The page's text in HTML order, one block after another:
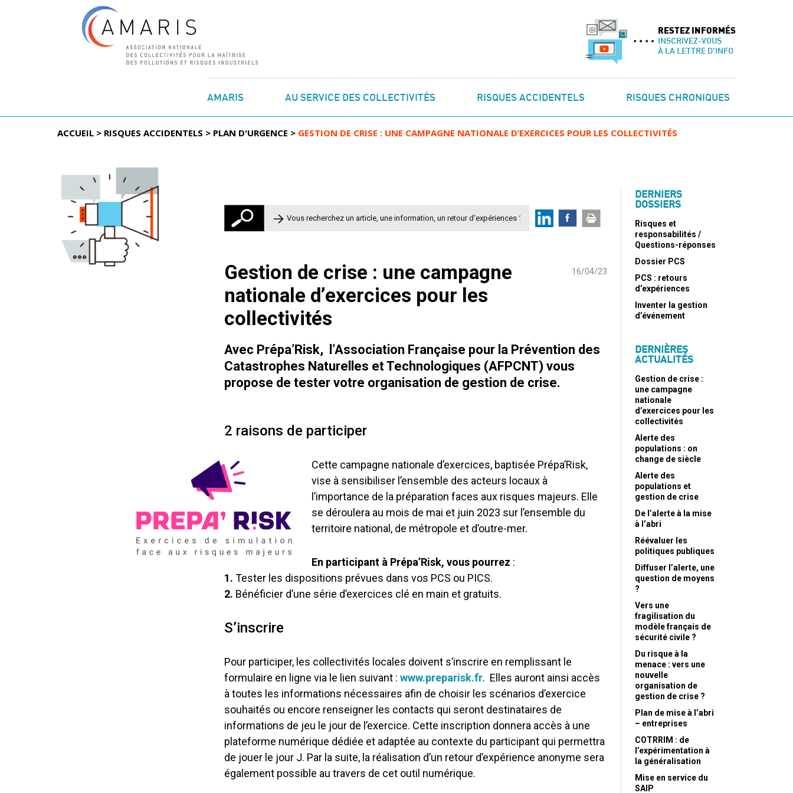
RESTEZ INFORMÉS
INSCRIVEZ-VOUS
À LA LETTRE D'INFO
AMARIS AU SERVICE DES COLLECTIVITÉS RISQUES ACCIDENTELS RISQUES CHRONIQUES
ACCUEIL > RISQUES ACCIDENTELS > PLAN D'URGENCE > GESTION DE CRISE : UNE CAMPAGNE NATIONALE D’EXERCICES POUR LES COLLECTIVITÉS
Rechercher :
Gestion de crise : une campagne
nationale d’exercices pour les
collectivités
16/04/23
Avec Prépa’Risk, l’Association Française pour la Prévention des
Catastrophes Naturelles et Technologiques (AFPCNT) vous
propose de tester votre organisation de gestion de crise.
2 raisons de participer
Cette campagne nationale d’exercices, baptisée Prépa’Risk,
vise à sensibiliser l’ensemble des acteurs locaux à
l’importance de la préparation faces aux risques majeurs. Elle
se déroulera au mois de mai et juin 2023 sur l’ensemble du
territoire national, de métropole et d’outre-mer.
En participant à Prépa’Risk, vous pourrez :
1. Tester les dispositions prévues dans vos PCS ou PICS.
2. Bénéficier d’une série d’exercices clé en main et gratuits.
S’inscrire
Pour participer, les collectivités locales doivent s’inscrire en remplissant le
formulaire en ligne via le lien suivant : www.preparisk.fr. Elles auront ainsi accès
à toutes les informations nécessaires afin de choisir les scénarios d’exercice
souhaités ou encore renseigner les contacts qui seront destinataires de
informations de jeu le jour de l’exercice. Cette inscription donnera accès à une
plateforme numérique dédiée et adaptée au contexte du participant qui permettra
de jouer le jour J. Par la suite, la réalisation d’un retour d’expérience anonyme sera
également possible au travers de cet outil numérique.
DERNIERS
DOSSIERS
Risques et
responsabilités /
Questions-réponses
Dossier PCS
PCS : retours
d’expériences
Inventer la gestion
d’événement
DERNIÈRES
ACTUALITÉS
Gestion de crise :
une campagne
nationale
d’exercices pour les
collectivités
Alerte des
populations : on
change de siècle
Alerte des
populations et
gestion de crise
De l’alerte à la mise
à l’abri
Réévaluer les
politiques publiques
Diffuser l’alerte, une
question de moyens
?
Vers une
fragilisation du
modèle français de
sécurité civile ?
Du risque à la
menace : vers une
nouvelle
organisation de
gestion de crise ?
Plan de mise à l’abri
– entreprises
COTRRIM : de
l’expérimentation à
la généralisation
Mise en service du
SAIP